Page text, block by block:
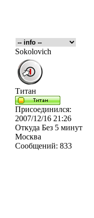
Sokolovich
Титан
Присоединился:
2007/12/16 21:26
Откуда Без 5 минут
Москва
Сообщений: 833